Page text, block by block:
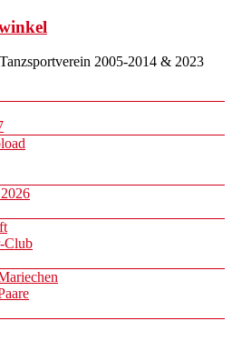
2005-2014 & 2023
Club